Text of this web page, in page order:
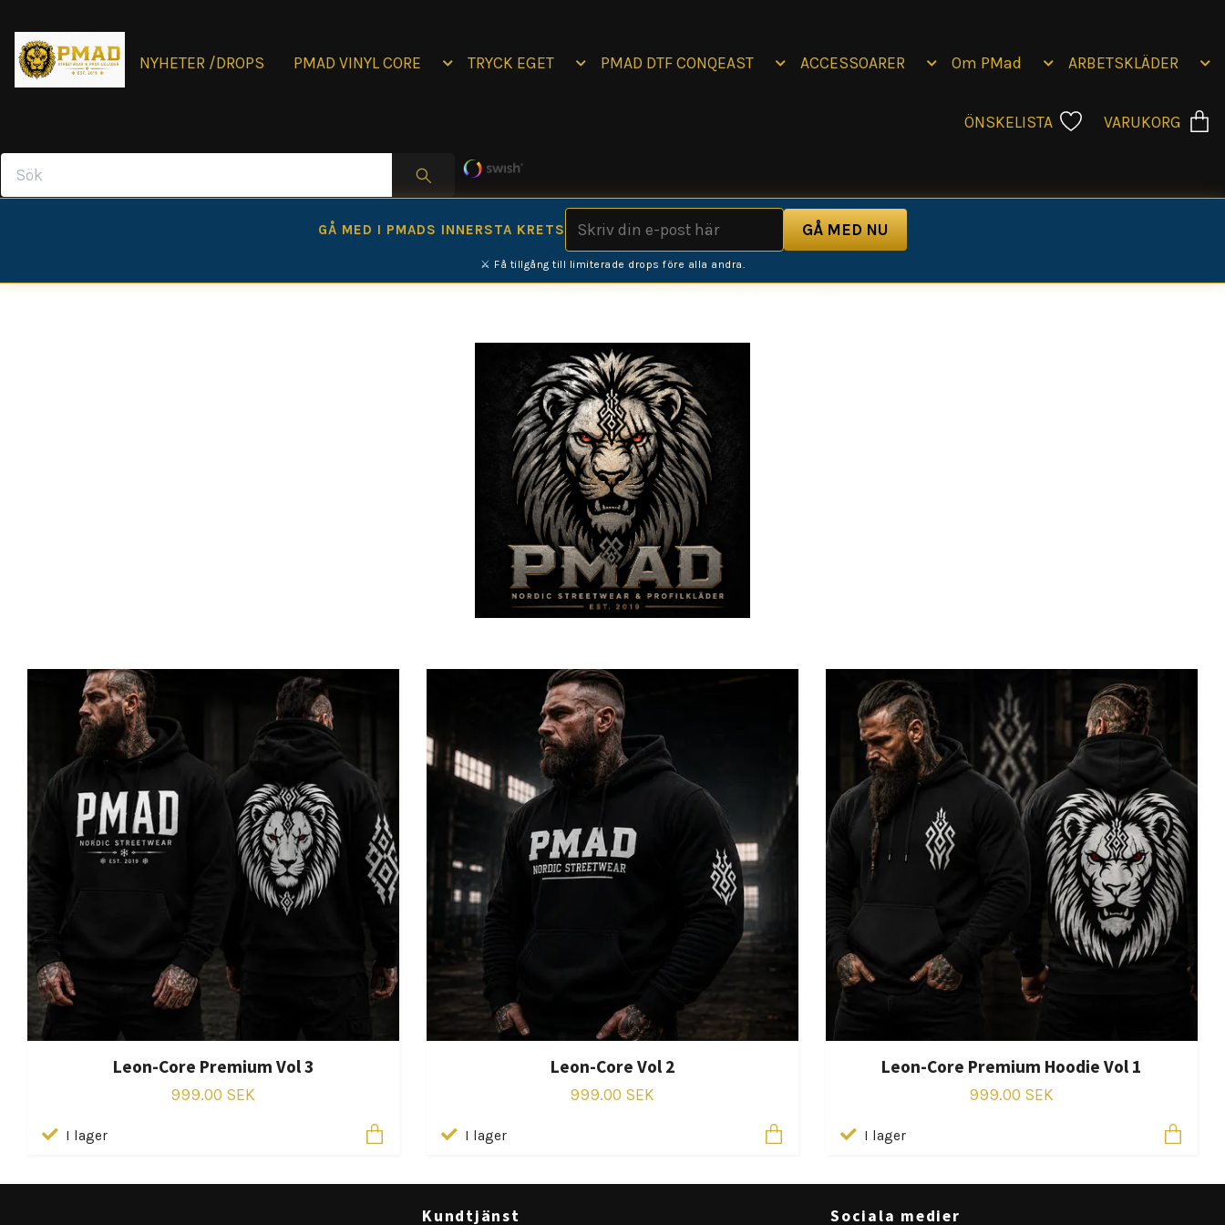
NYHETER /DROPS PMAD VINYL CORE TRYCK EGET PMAD DTF CONQEAST ACCESSOARER Om PMad ARBETSKLÄDER
ÖNSKELISTA VARUKORG
GÅ MED I PMADS INNERSTA KRETS
⚔️ Få tillgång till limiterade drops före alla andra.
Leon-Core Premium Vol 3
999.00 SEK
I lager
Leon-Core Vol 2
999.00 SEK
I lager
Leon-Core Premium Hoodie Vol 1
999.00 SEK
I lager
Kundtjänst Sociala medier